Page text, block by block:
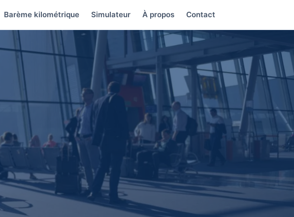
Barème kilométrique Simulateur À propos Contact